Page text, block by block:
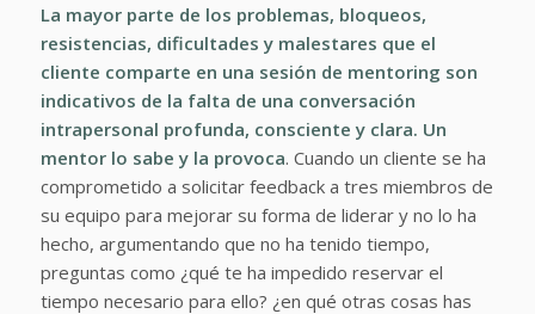
La mayor parte de los problemas, bloqueos,
resistencias, dificultades y malestares que el
cliente comparte en una sesión de mentoring son
indicativos de la falta de una conversación
intrapersonal profunda, consciente y clara. Un
mentor lo sabe y la provoca. Cuando un cliente se ha
comprometido a solicitar feedback a tres miembros de
su equipo para mejorar su forma de liderar y no lo ha
hecho, argumentando que no ha tenido tiempo,
preguntas como ¿qué te ha impedido reservar el
tiempo necesario para ello? ¿en qué otras cosas has